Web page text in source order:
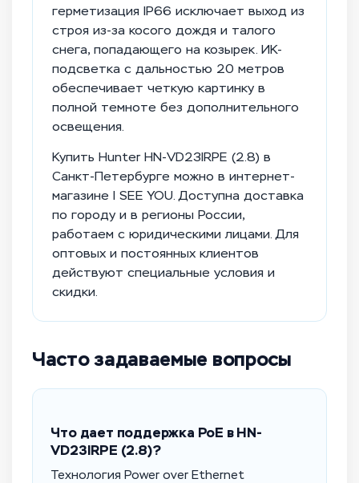
герметизация IP66 исключает выход из
строя из-за косого дождя и талого
снега, попадающего на козырек. ИК-
подсветка с дальностью 20 метров
обеспечивает четкую картинку в
полной темноте без дополнительного
освещения.
Купить Hunter HN-VD23IRPE (2.8) в
Санкт-Петербурге можно в интернет-
магазине I SEE YOU. Доступна доставка
по городу и в регионы России,
работаем с юридическими лицами. Для
оптовых и постоянных клиентов
действуют специальные условия и
скидки.
Часто задаваемые вопросы
Что дает поддержка PoE в HN-
VD23IRPE (2.8)?
Технология Power over Ethernet